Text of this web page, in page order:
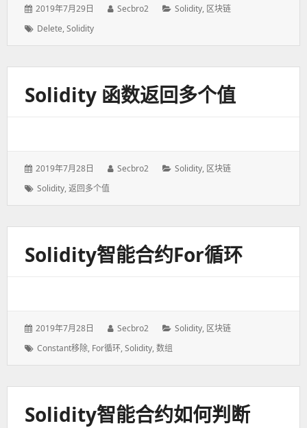
发
于：
2019年7月29日
作
Secbro2
分
Solidity, 区块链
标
Delete,Solidity
Solidity 函数返回多个值
发
于：
2019年7月28日
作
Secbro2
分
Solidity, 区块链
标
Solidity,返回多个值
Solidity智能合约for循环
发
于：
2019年7月28日
作
Secbro2
分
Solidity, 区块链
标
Constant移除, For循环,Solidity,数组
Solidity智能合约如何判断